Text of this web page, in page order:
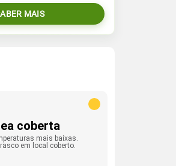
MAIS
coberta
mais baixas.
em local coberto.